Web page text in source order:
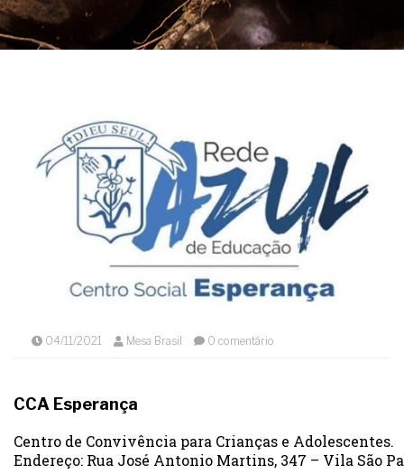
04/11/2021 Mesa Brasil 0 comentário
CCA Esperança
Centro de Convivência para Crianças e Adolescentes.
Endereço: Rua José Antonio Martins, 347 – Vila São